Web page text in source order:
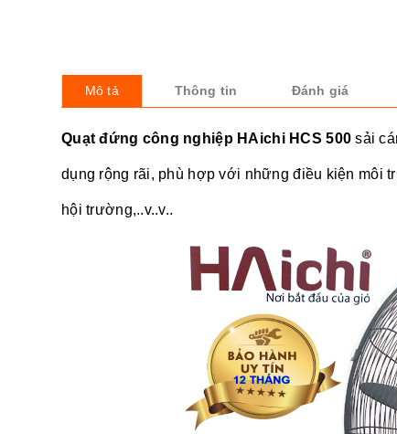
Mô tả Thông tin Đánh giá
Quạt đứng công nghiệp HAichi HCS 500 sải
dụng rộng rãi, phù hợp với những điều kiện môi
hội trường,..v..v..